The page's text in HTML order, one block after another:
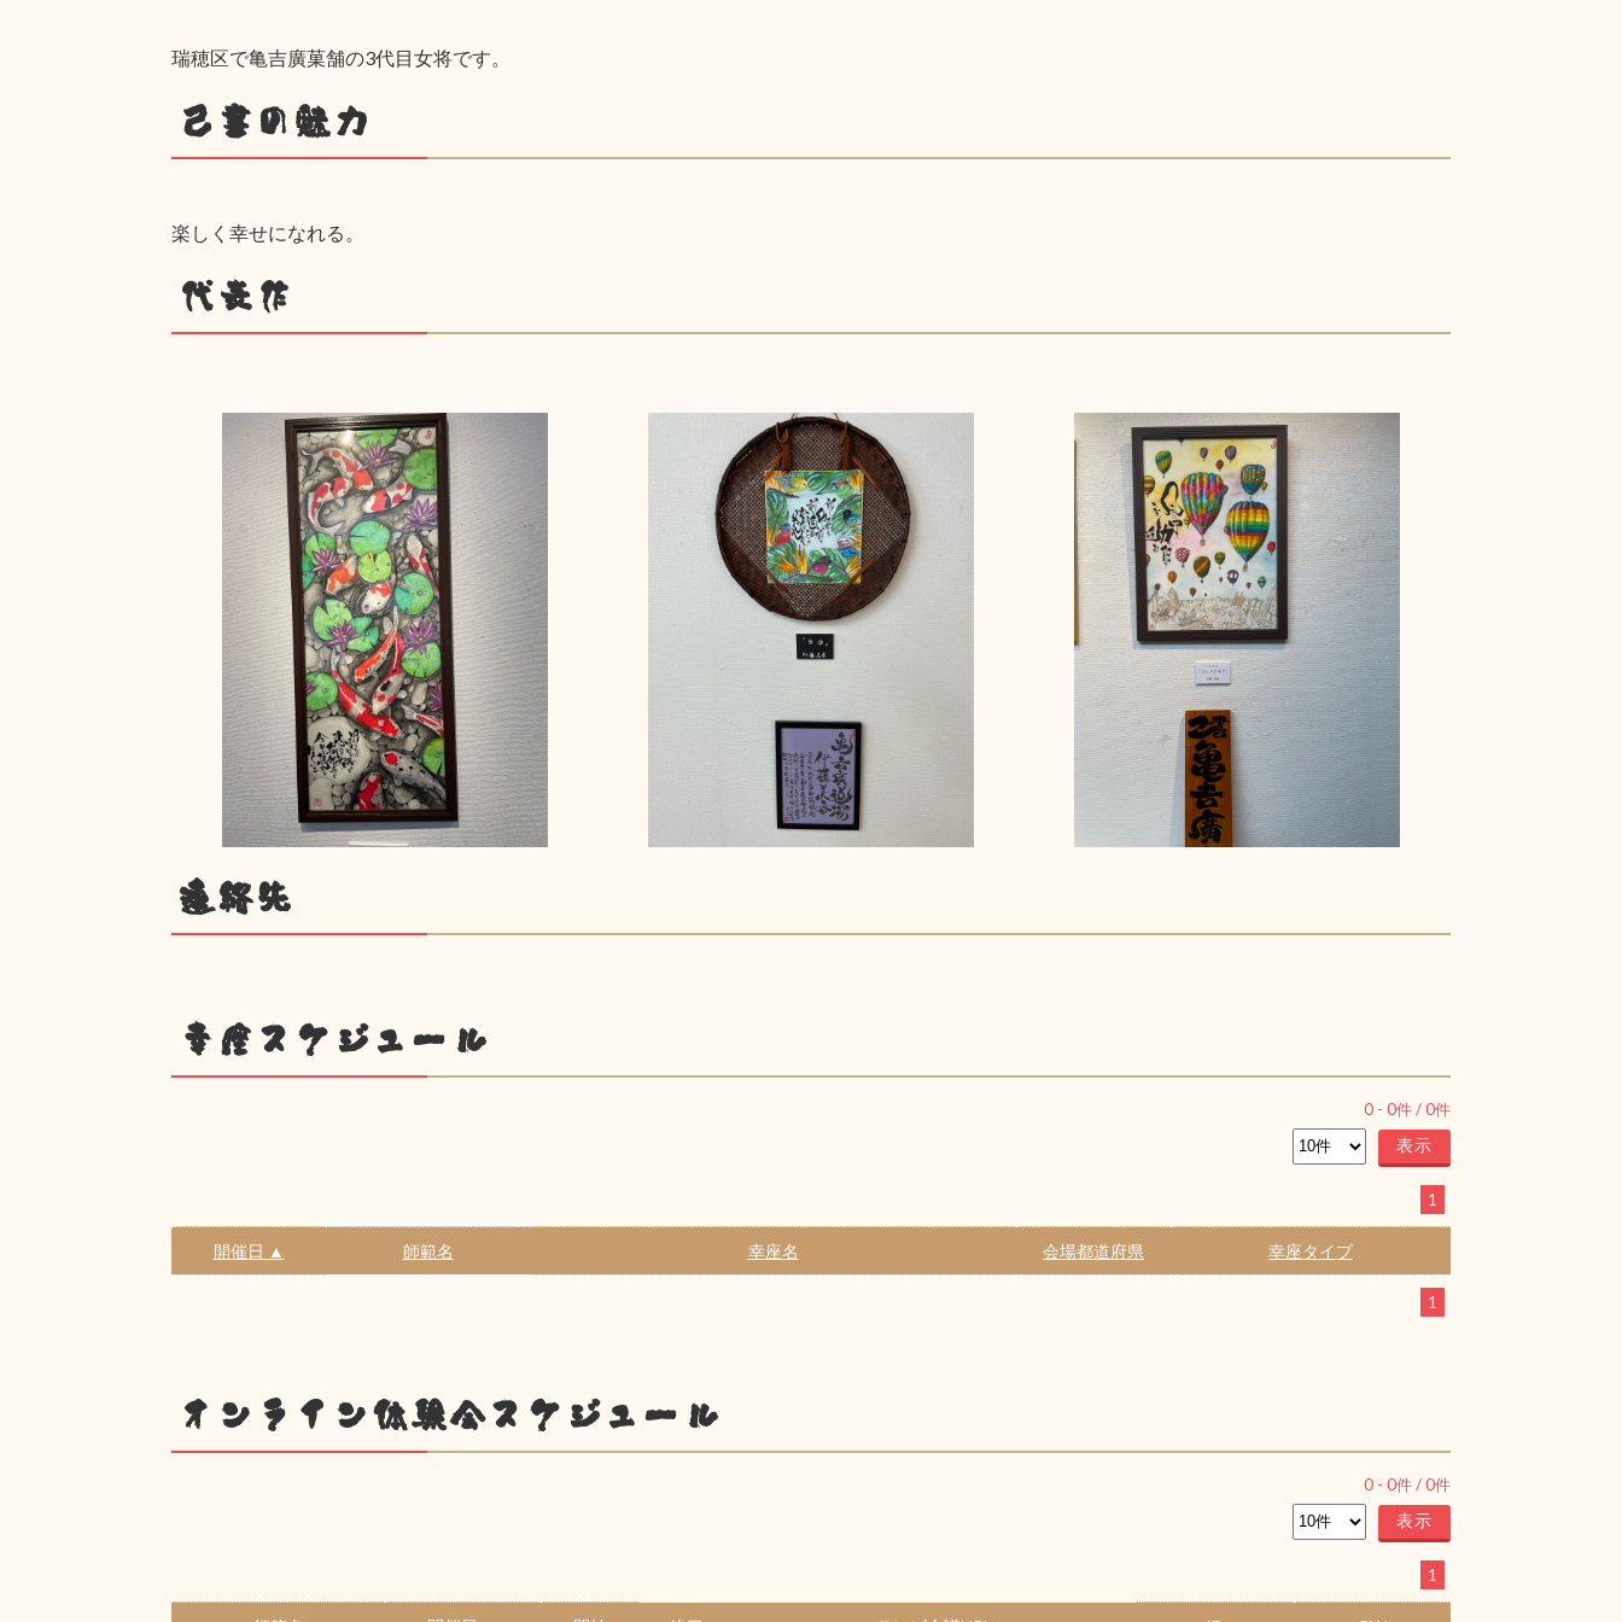
瑞穂区で亀吉廣菓舗の3代目女将です。
己書の魅力
楽しく幸せになれる。
代表作
連絡先
幸座スケジュール
0 - 0件 /0件
1
開催日 ▲ 師範名 幸座名 会場都道府県 幸座タイプ
1
オンライン体験会スケジュール
0 - 0件 /0件
1